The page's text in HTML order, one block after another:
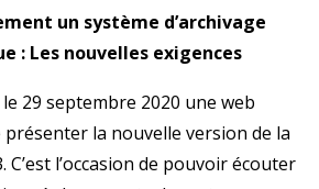
un système d’archivage
: Les nouvelles exigences
le 29 septembre 2020 une web
la nouvelle version de la
C’est l’occasion de pouvoir écouter